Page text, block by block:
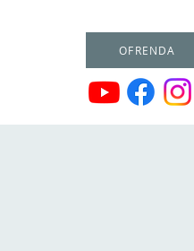
OFRENDA